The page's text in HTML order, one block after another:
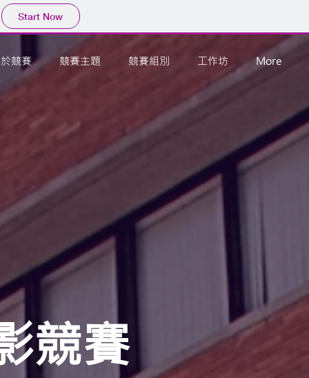
Start Now
競賽 競賽主題 競賽組別 工作坊 More
競賽